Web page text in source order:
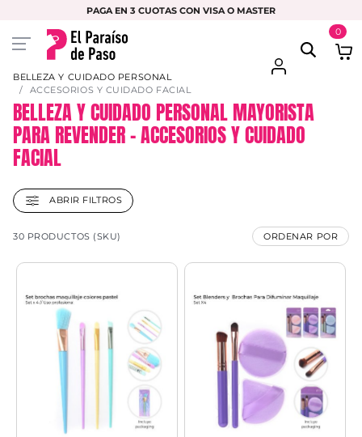
PAGA EN 3 CUOTAS CON VISA O MASTER
0
BELLEZA Y CUIDADO PERSONAL
ACCESORIOS Y CUIDADO FACIAL
BELLEZA Y CUIDADO PERSONAL MAYORISTA
PARA REVENDER – ACCESORIOS Y CUIDADO
FACIAL
ABRIR FILTROS
30 PRODUCTOS (SKU) ORDENAR POR